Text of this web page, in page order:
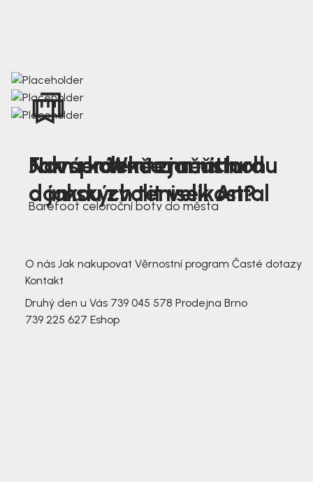
Nová kolekce jarních
dámských tenisek Antal
Jak správně změřit nohu
a jakou zvolit velikost?
Farmer Winter mustard
Barefoot celoroční boty do města
O nás Jak nakupovat Věrnostní program Časté dotazy
Kontakt
Druhý den u Vás 739 045 578 Prodejna Brno
739 225 627 Eshop